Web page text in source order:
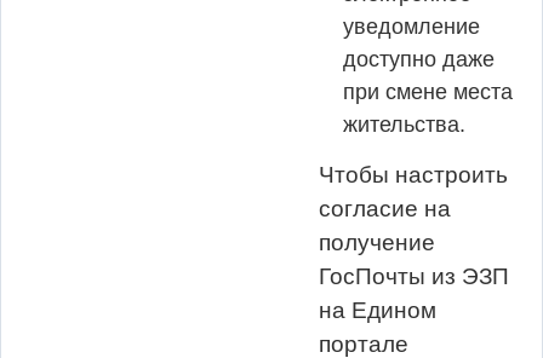
уведомление
доступно даже
при смене места
жительства.
Чтобы настроить
согласие на
получение
ГосПочты из ЭЗП
на Едином
портале